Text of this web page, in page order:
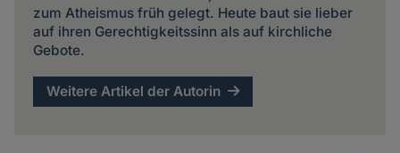
zum Atheismus früh gelegt. Heute baut sie lieber
auf ihren Gerechtigkeitssinn als auf kirchliche
Gebote.
Weitere Artikel der Autorin